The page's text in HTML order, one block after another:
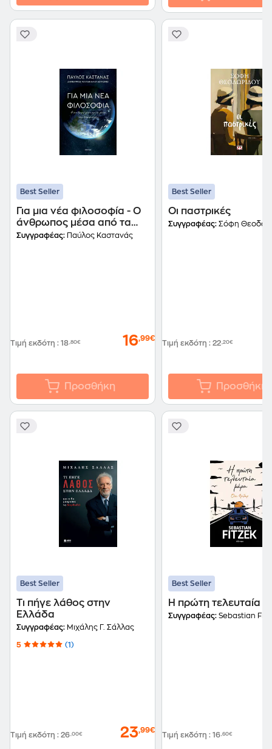
Best Seller
Για μια νέα φιλοσοφία - Ο
άνθρωπος μέσα από τα
μάτια της Αστροφυσικής
Συγγραφέας: Παύλος Καστανάς
Τιμή εκδότη : 18,80€ 16,99€
Προσθήκη
Best Seller
Οι παστρικές
Συγγραφέας: Σόφη
Τιμή εκδότη : 22,20€
Προσθήκη
Best Seller
Τι πήγε λάθος στην
Ελλάδα
Συγγραφέας: Μιχάλης Γ. Σάλλας
5 (1)
Τιμή εκδότη : 26,00€ 23,99€
Best Seller
Η πρώτη τελευταία
Συγγραφέας: Sebastian
Τιμή εκδότη : 16,60€